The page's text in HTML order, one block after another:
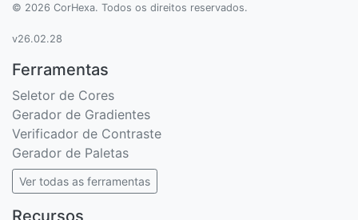
© 2026 CorHexa. Todos os direitos reservados.
v26.02.28
Ferramentas
Seletor de Cores
Gerador de Gradientes
Verificador de Contraste
Gerador de Paletas
Ver todas as ferramentas
Recursos